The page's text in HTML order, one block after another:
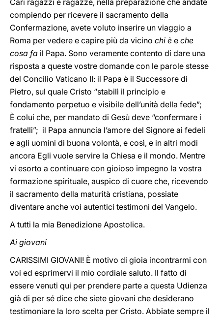
Cari ragazzi e ragazze, nella preparazione che andate
compiendo per ricevere il sacramento della
Confermazione, avete voluto inserire un viaggio a
Roma per vedere e capire più da vicino chi è e che
cosa fa il Papa. Sono veramente contento di dare una
risposta a queste vostre domande con le parole stesse
del Concilio Vaticano II: il Papa è il Successore di
Pietro, sul quale Cristo “stabilì il principio e
fondamento perpetuo e visibile dell’unità della fede”;
È colui che, per mandato di Gesù deve “confermare i
fratelli”; il Papa annuncia l’amore del Signore ai fedeli
e agli uomini di buona volontà, e così, e in altri modi
ancora Egli vuole servire la Chiesa e il mondo. Mentre
vi esorto a continuare con gioioso impegno la vostra
formazione spirituale, auspico di cuore che, ricevendo
il sacramento della maturità cristiana, possiate
diventare anche voi autentici testimoni del Vangelo.
A tutti la mia Benedizione Apostolica.
Ai giovani
CARISSIMI GIOVANI! È motivo di gioia incontrarmi con
voi ed esprimervi il mio cordiale saluto. Il fatto di
essere venuti qui per prendere parte a questa Udienza
già di per sé dice che siete giovani che desiderano
testimoniare la loro scelta per Cristo. Abbiate sempre il